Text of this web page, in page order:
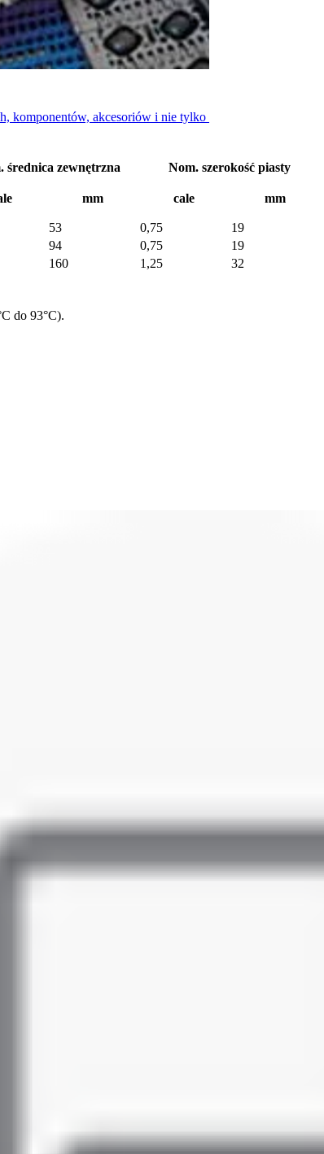
komponentów, akcesoriów i nie tylko
średnica zewnętrzna Nom. szerokość piasty
mm cale mm
53 0,75 19
94 0,75 19
160 1,25 32
do 93°C).